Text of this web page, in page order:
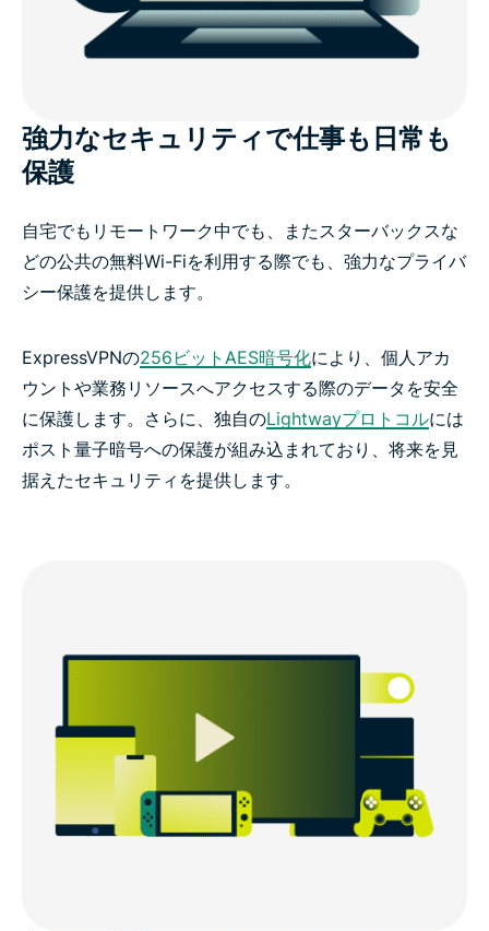
強力なセキュリティで仕事も日常も
保護
自宅でもリモートワーク中でも、またスターバックスな
どの公共の無料Wi-Fiを利用する際でも、強力なプライバ
シー保護を提供します。
ExpressVPNの256ビットAES暗号化により、個人アカ
ウントや業務リソースへアクセスする際のデータを安全
に保護します。さらに、独自のLightwayプロトコルには
ポスト量子暗号への保護が組み込まれており、将来を見
据えたセキュリティを提供します。